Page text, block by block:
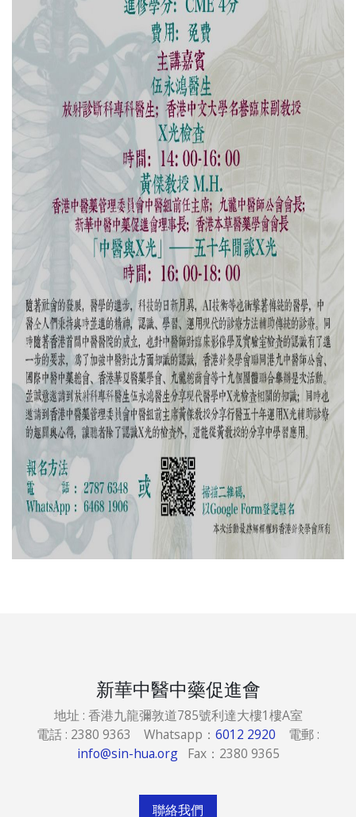
新華中醫中藥促進會
地址 : 香港九龍彌敦道785號利達大樓1樓A室
電話 : 2380 9363 Whatsapp： 6012 2920 電郵 :
info@sin-hua.orgFax：2380 9365
聯絡我們